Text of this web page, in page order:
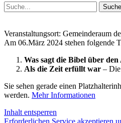
Suchen
nach:
Veranstaltungsort: Gemeinderaum
Am 06.März 2024 stehen folgende
Was sagt die Bibel über
Als die Zeit erfüllt war –
Sie sehen gerade einen
werden. Mehr Informationen
Inhalt entsperren
Erforderlichen Service akzeptieren